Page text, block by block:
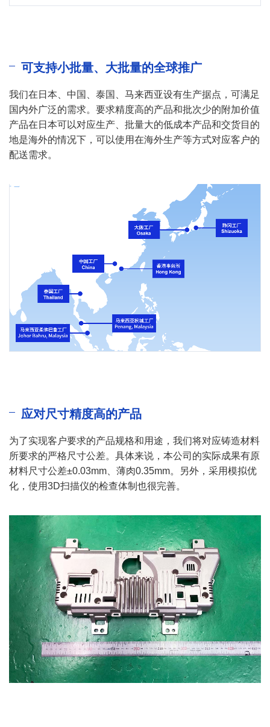
可支持小批量、大批量的全球推广
我们在日本、中国、泰国、马来西亚设有生产据点，可满足
国内外广泛的需求。要求精度高的产品和批次少的附加价值
产品在日本可以对应生产、批量大的低成本产品和交货目的
地是海外的情况下，可以使用在海外生产等方式对应客户的
配送需求。
应对尺寸精度高的产品
为了实现客户要求的产品规格和用途，我们将对应铸造材料
所要求的严格尺寸公差。具体来说，本公司的实际成果有原
材料尺寸公差±0.03mm、薄肉0.35mm。另外，采用模拟优
化，使用3D扫描仪的检查体制也很完善。